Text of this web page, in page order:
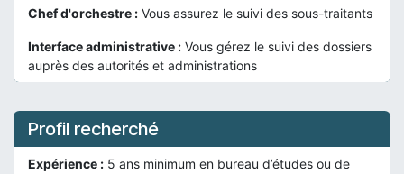
Chef d'orchestre : Vous assurez le suivi des sous-traitants
Interface administrative : Vous gérez le suivi des dossiers
auprès des autorités et administrations
Profil recherché
Expérience : 5 ans minimum en bureau d’études ou de